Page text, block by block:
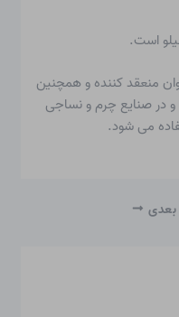
است.
منعقد کننده و همچنین
و در صنایع چرم و نساجی
می شود.
بعدی